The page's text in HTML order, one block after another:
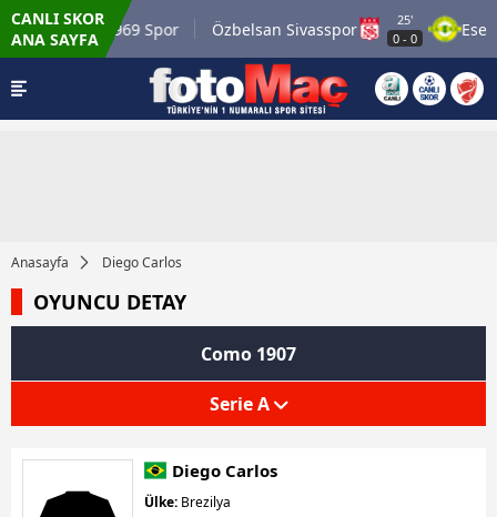
CANLI SKOR
ANA SAYFA
Mardin 1969 Spor Özbelsan Sivasspor
25'
- 0
Anasayfa Diego Carlos
OYUNCU DETAY
Como 1907
Serie A
Diego Carlos
Ülke: Brezilya